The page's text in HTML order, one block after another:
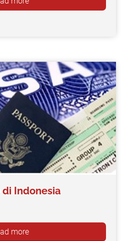
di Indonesia
more